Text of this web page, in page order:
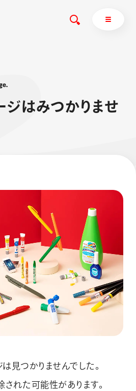
ュ（筆）
e.
ジはみつかり ませ
見つかりませんでした。
された可能性があります。